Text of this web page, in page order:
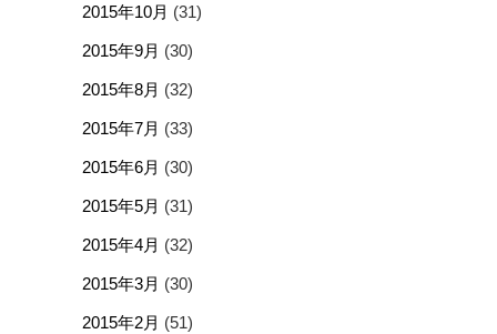
2015年10月 (31)
2015年9月 (30)
2015年8月 (32)
2015年7月 (33)
2015年6月 (30)
2015年5月 (31)
2015年4月 (32)
2015年3月 (30)
2015年2月 (51)